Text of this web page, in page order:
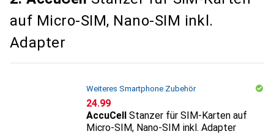
auf Micro-SIM, Nano-SIM inkl.
Adapter
Weiteres Smartphone Zubehör
CHF
24.99
AccuCell Stanzer für SIM-Karten auf
Micro-SIM, Nano-SIM inkl. Adapter